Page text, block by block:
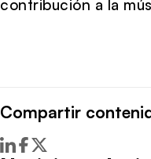
contribución a la
Compartir